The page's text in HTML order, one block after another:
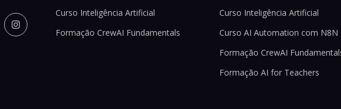
Curso Inteligência Artificial
Formação CrewAI Fundamentals
Curso Inteligência Artificial
Curso AI Automation com N8N
Formação CrewAI
Formação AI for Teachers